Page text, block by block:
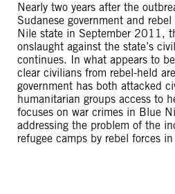
Nearly two years after the
Sudanese government and
Nile state in September 2011,
onslaught against the state’s
continues. In what appears to
clear civilians from rebel-held
government has both attacked
humanitarian groups access to
focuses on war crimes in Blue
addressing the problem of the
refugee camps by rebel forces